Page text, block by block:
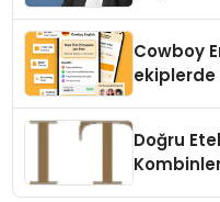
Cowboy
ekiplerde
Doğru